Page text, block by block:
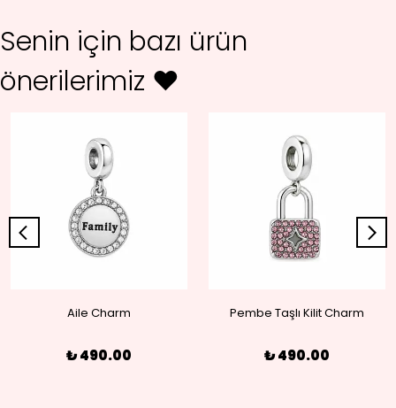
Senin için bazı ürün
önerilerimiz ♥
Aile Charm
₺ 490.00
Pembe Taşlı Kilit Charm
₺ 490.00